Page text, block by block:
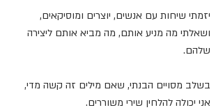
יזמתי שיחות עם אנשים, יוצרים ומוסיקאים,
ושאלתי מה מניע אותם, מה מביא אותם ליצירה
שלהם.
בשלב מסויים הבנתי, שאם מילים זה קשה מדי,
אני יכולה להלחין שירי משוררים.